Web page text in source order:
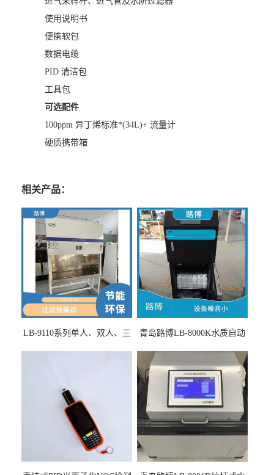
使用说明书
便携软包
数据电缆
PID 清洁包
工具包
可选配件
100ppm 异丁烯标准*(34L)+ 流量计
硬质携带箱
相关产品：
LB-9110系列单人、双人、三
青岛路博LB-8000K水质自动